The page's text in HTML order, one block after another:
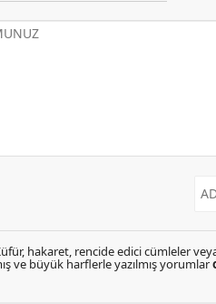
hakaret, rencide edici cümleler
ve büyük harflerle yazılmış yorumlar